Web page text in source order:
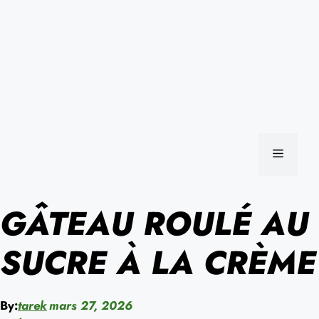
MENU
GÂTEAU ROULÉ AU
SUCRE À LA CRÈME
By:tarekmars 27, 2026